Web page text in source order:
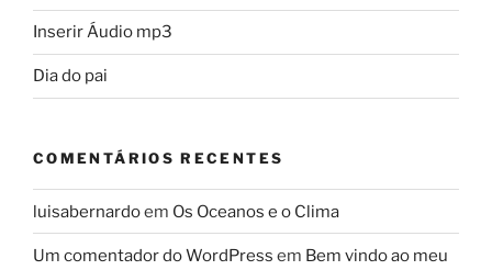
Inserir Áudio mp3
Dia do pai
COMENTÁRIOS RECENTES
luisabernardoem Os Oceanos e o Clima
Um comentador do WordPress em Bem vindo ao meu